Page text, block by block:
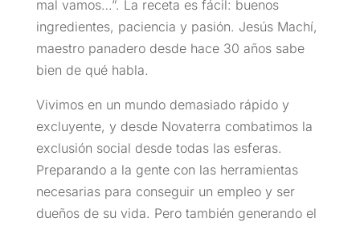
mal vamos…”. La receta es fácil: buenos
ingredientes, paciencia y pasión. Jesús Machí,
maestro panadero desde hace 30 años sabe
bien de qué habla.
Vivimos en un mundo demasiado rápido y
excluyente, y desde Novaterra combatimos la
exclusión social desde todas las esferas.
Preparando a la gente con las herramientas
necesarias para conseguir un empleo y ser
dueños de su vida. Pero también generando el